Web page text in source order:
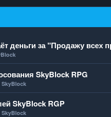
деньги за "Продажу всех
SkyBlock RPG
SkyBlock
SkyBlock RGP
SkyBlock